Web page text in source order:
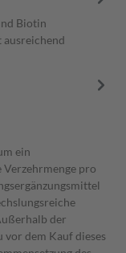
Biotin
ausreichend
ein
pro
der
dem Kauf dieses